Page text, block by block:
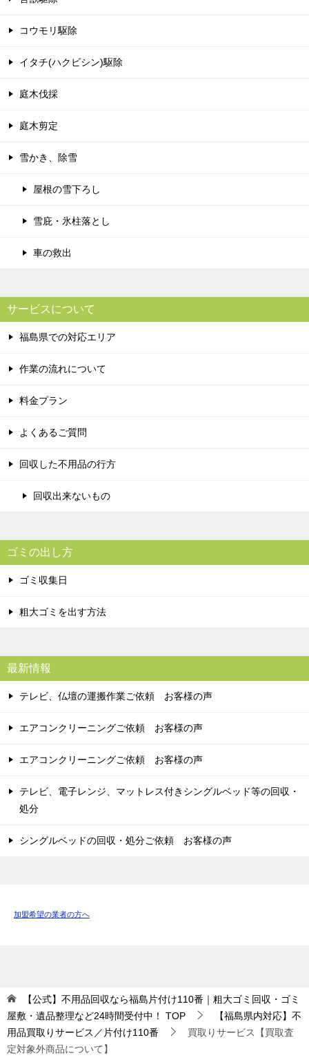
コウモリ駆除
イタチ(ハクビシン)駆除
庭木伐採
庭木剪定
雪かき、除雪
屋根の雪下ろし
雪庇・氷柱落とし
車の救出
サービスについて
福島県での対応エリア
作業の流れについて
料金プラン
よくあるご質問
回収した不用品の行方
回収出来ないもの
ゴミの出し方
ゴミ収集日
粗大ゴミを出す方法
最新情報
テレビ、仏壇の運搬作業ご依頼 お客様の声
エアコンクリーニングご依頼 お客様の声
エアコンクリーニングご依頼 お客様の声
テレビ、電子レンジ、マットレス付きシングルベッド等の回収・
処分
シングルベッドの回収・処分ご依頼 お客様の声
加盟希望の業者の方へ
【公式】不用品回収なら福島片付け110番｜粗大ゴミ回収・ゴミ
屋敷・遺品整理など24時間受付中！
TOP
【福島県内対応】不
用品買取りサービス／片付け110番
買取りサービス【買取査
定対象外商品について】